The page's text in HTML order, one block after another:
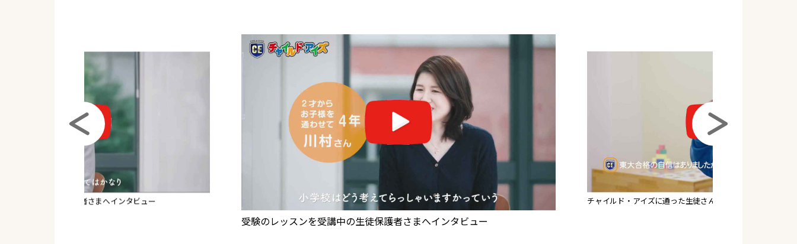
ンを受講中の生徒保護者さまへインタビュー
受験のレッスンを受講中の生徒保護者さまへインタビュー
チャイルド・アイズに通った生徒さんが、東大現役合格！